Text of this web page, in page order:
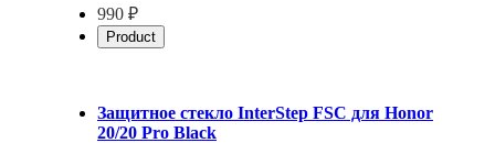
990 ₽
Product
Защитное стекло InterStep FSC для Honor
20/20 Pro Black